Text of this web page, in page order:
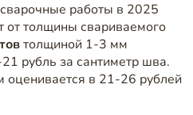
работы в 2025
от толщины свариваемого
толщиной 1-3 мм
рубль за сантиметр шва.
оценивается в 21-26 рублей